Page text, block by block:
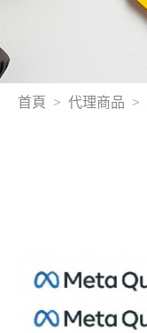
首頁 代理商品